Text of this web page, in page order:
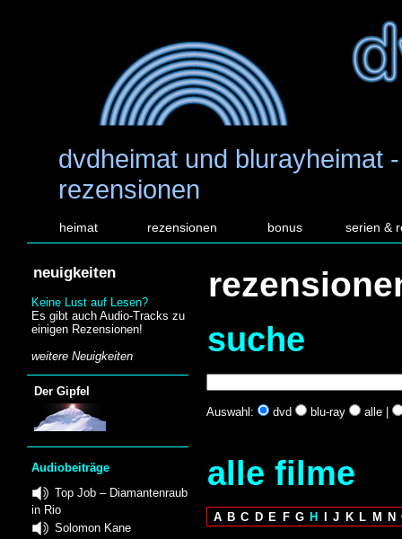
dvdheimat und blurayheimat
rezensionen
heimat rezensionen bonus serien &
neuigkeiten
Keine Lust auf Lesen?
Es gibt auch Audio-Tracks zu
einigen Rezensionen!
weitere Neuigkeiten
Der Gipfel
Audiobeiträge
Top Job – Diamantenraub
in Rio
Solomon Kane
suche
Auswahl: dvd blu-ray alle |
alle filme
A B C D E F G H I J K L M N